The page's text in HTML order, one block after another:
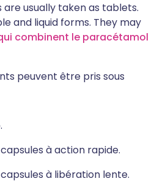
are usually taken as tablets.
and liquid forms. They may
combinent le paracétamol
peuvent être pris sous
à action rapide.
à libération lente.